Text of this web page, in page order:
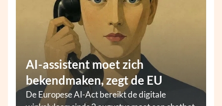
AI-assistent moet zich
bekendmaken, zegt de EU
De Europese AI-Act bereikt de digitale